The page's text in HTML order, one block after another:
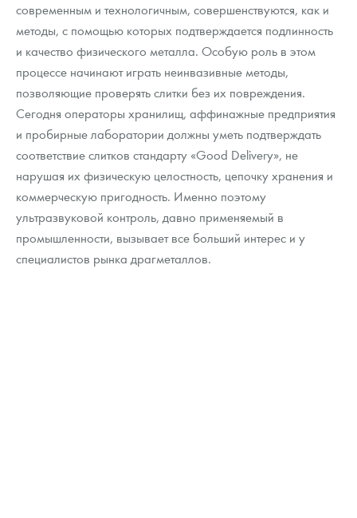
Год Лошади
Флот: ледоколы и корабли
Жетоны "Необыкновенные обитатели глубин"
Ювелирные изделия
Русская нумизматика
Золотая карманная галерея
Наборы подарочных и коллекционных монет
Монеты и жетоны из недрагоценных металлов
Монеты
Политика конфиденциальности
Политика использования Cookies
Положение по обработке и защите персональных данных
современным и технологичным, совершенствуются, как и
методы, с помощью которых подтверждается подлинность
и качество физического металла. Особую роль в этом
процессе начинают играть неинвазивные методы,
позволяющие проверять слитки без их повреждения.
Сегодня операторы хранилищ, аффинажные предприятия
и пробирные лаборатории должны уметь подтверждать
соответствие слитков стандарту «Good Delivery», не
нарушая их физическую целостность, цепочку хранения и
коммерческую пригодность. Именно поэтому
ультразвуковой контроль, давно применяемый в
промышленности, вызывает все больший интерес и у
специалистов рынка драгметаллов.